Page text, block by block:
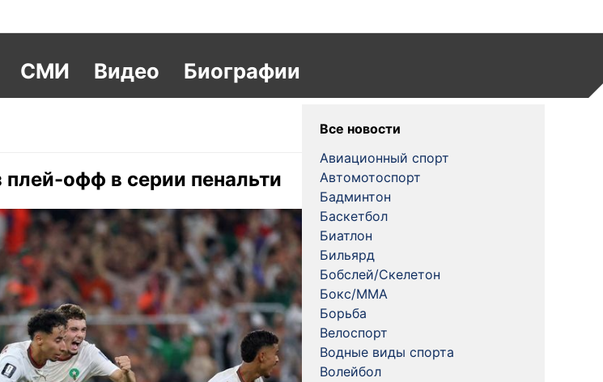
СМИ Видео Биографии
офф в серии пенальти
Все новости
Авиационный спорт
Автомотоспорт
Бадминтон
Баскетбол
Биатлон
Бильярд
Бобслей/Скелетон
Бокс/MMA
Борьба
Велоспорт
Водные виды спорта
Волейбол